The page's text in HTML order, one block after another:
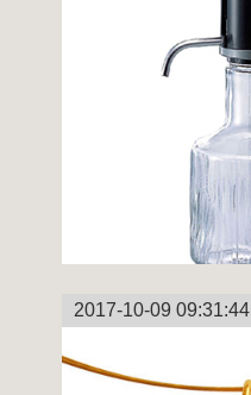
2017-10-09 09:31:44